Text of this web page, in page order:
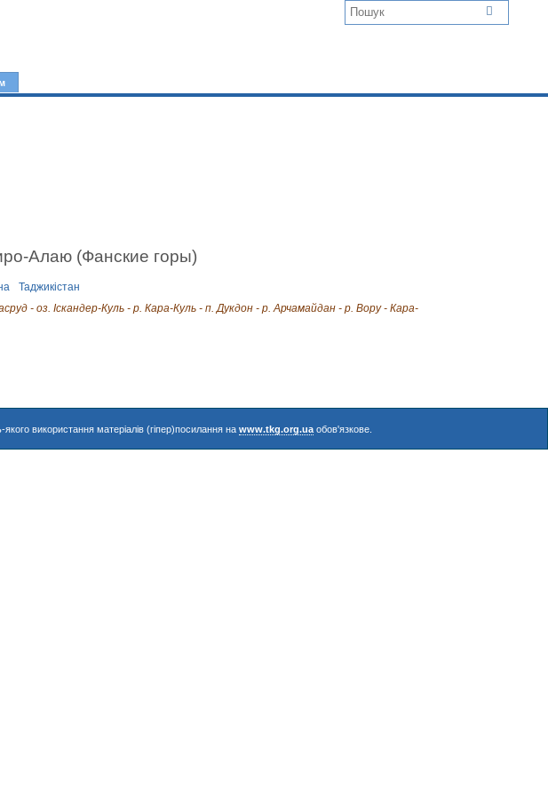
Алаю (Фанские горы)
Таджикістан
- оз. Іскандер-Куль - р. Кара-Куль - п. Дукдон - р. Арчамайдан - р. Вору - Кара-
використання матеріалів (гіпер)посилання на www.tkg.org.uaобов'язкове.